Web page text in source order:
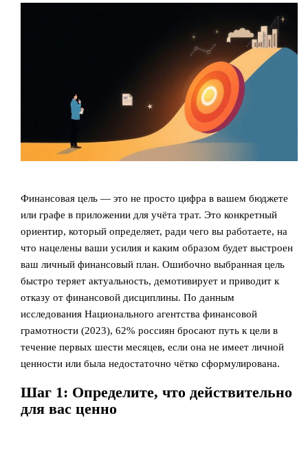
Финансовая цель — это не просто цифра в вашем бюджете
или графе в приложении для учёта трат. Это конкретный
ориентир, который определяет, ради чего вы работаете, на
что нацелены ваши усилия и каким образом будет выстроен
ваш личный финансовый план. Ошибочно выбранная цель
быстро теряет актуальность, демотивирует и приводит к
отказу от финансовой дисциплины. По данным
исследования Национального агентства финансовой
грамотности (2023), 62% россиян бросают путь к цели в
течение первых шести месяцев, если она не имеет личной
ценности или была недостаточно чётко сформулирована.
Шаг 1: Определите, что действительно
для вас ценно